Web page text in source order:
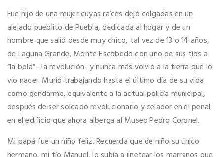
Fue hijo de una mujer cuyas raíces dejó colgadas en un
alejado pueblito de Puebla, dedicada al hogar y de un
hombre que salió desde muy chico, tal vez de 13 o 14 años,
de Laguna Grande, Monte Escobedo con uno de sus tíos a
“la bola” –la revolución- y nunca más volvió a la tierra que lo
vio nacer. Murió trabajando hasta el último día de su vida
como gendarme, equivalente a la actual policía municipal,
después de ser soldado revolucionario y celador en el penal
en el edificio que ahora alberga al Museo Pedro Coronel.
Mi papá fue un niño feliz. Recuerda que de niño su único